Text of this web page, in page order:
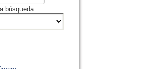
búsqueda